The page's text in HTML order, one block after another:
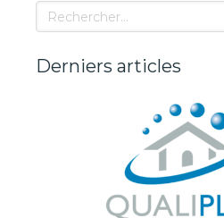
Rechercher
Derniers articles